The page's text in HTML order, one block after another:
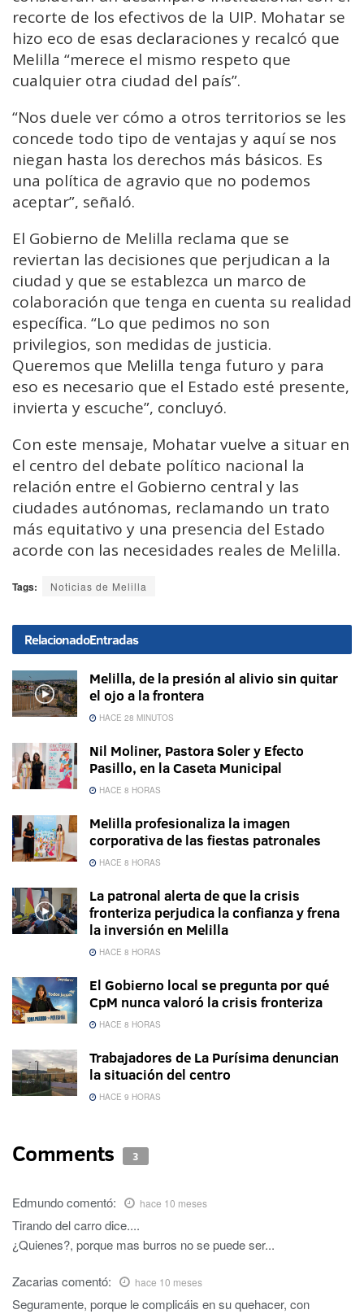
recorte de los efectivos de la UIP. Mohatar se
hizo eco de esas declaraciones y recalcó que
Melilla “merece el mismo respeto que
cualquier otra ciudad del país”.
“Nos duele ver cómo a otros territorios se les
concede todo tipo de ventajas y aquí se nos
niegan hasta los derechos más básicos. Es
una política de agravio que no podemos
aceptar”, señaló.
El Gobierno de Melilla reclama que se
reviertan las decisiones que perjudican a la
ciudad y que se establezca un marco de
colaboración que tenga en cuenta su realidad
específica. “Lo que pedimos no son
privilegios, son medidas de justicia.
Queremos que Melilla tenga futuro y para
eso es necesario que el Estado esté presente,
invierta y escuche”, concluyó.
Con este mensaje, Mohatar vuelve a situar en
el centro del debate político nacional la
relación entre el Gobierno central y las
ciudades autónomas, reclamando un trato
más equitativo y una presencia del Estado
acorde con las necesidades reales de Melilla.
Tags: Noticias de Melilla
RelacionadoEntradas
Melilla, de la presión al alivio sin quitar
el ojo a la frontera
HACE 28 MINUTOS
Nil Moliner, Pastora Soler y Efecto
Pasillo, en la Caseta Municipal
HACE 8 HORAS
Melilla profesionaliza la imagen
corporativa de las fiestas patronales
HACE 8 HORAS
La patronal alerta de que la crisis
fronteriza perjudica la confianza y frena
la inversión en Melilla
HACE 8 HORAS
El Gobierno local se pregunta por qué
CpM nunca valoró la crisis fronteriza
HACE 8 HORAS
Trabajadores de La Purísima denuncian
la situación del centro
HACE 9 HORAS
Comments 3
Edmundocomentó: hace 10 meses
Tirando del carro dice....
¿Quienes?, porque mas burros no se puede ser...
Zacarias comentó: hace 10 meses
Seguramente, porque le complicáis en su quehacer, con